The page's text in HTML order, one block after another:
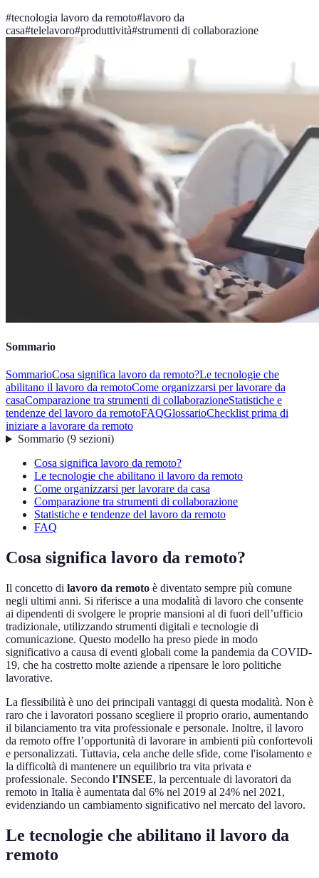
#tecnologia lavoro da remoto#lavoro da
casa#telelavoro#produttività#strumenti di collaborazione
Sommario
SommarioCosa significa lavoro da remoto?Le tecnologie che
abilitano il lavoro da remotoCome organizzarsi per lavorare da
casaComparazione tra strumenti di collaborazioneStatistiche e
tendenze del lavoro da remotoFAQGlossarioChecklist prima di
iniziare a lavorare da remoto
Sommario(9 sezioni)
Cosa significa lavoro da remoto?
Le tecnologie che abilitano il lavoro da remoto
Come organizzarsi per lavorare da casa
Comparazione tra strumenti di collaborazione
Statistiche e tendenze del lavoro da remoto
FAQ
Cosa significa lavoro da remoto?
Il concetto di lavoro da remoto è diventato sempre più comune
negli ultimi anni. Si riferisce a una modalità di lavoro che consente
ai dipendenti di svolgere le proprie mansioni al di fuori dell’ufficio
tradizionale, utilizzando strumenti digitali e tecnologie di
comunicazione. Questo modello ha preso piede in modo
significativo a causa di eventi globali come la pandemia da COVID-
19, che ha costretto molte aziende a ripensare le loro politiche
lavorative.
La flessibilità è uno dei principali vantaggi di questa modalità. Non è
raro che i lavoratori possano scegliere il proprio orario, aumentando
il bilanciamento tra vita professionale e personale. Inoltre, il lavoro
da remoto offre l’opportunità di lavorare in ambienti più confortevoli
e personalizzati. Tuttavia, cela anche delle sfide, come l'isolamento e
la difficoltà di mantenere un equilibrio tra vita privata e
professionale. Secondo l'INSEE, la percentuale di lavoratori da
remoto in Italia è aumentata dal 6% nel 2019 al 24% nel 2021,
evidenziando un cambiamento significativo nel mercato del lavoro.
Le tecnologie che abilitano il lavoro da
remoto